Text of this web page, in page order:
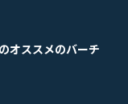
オススメのバーチ